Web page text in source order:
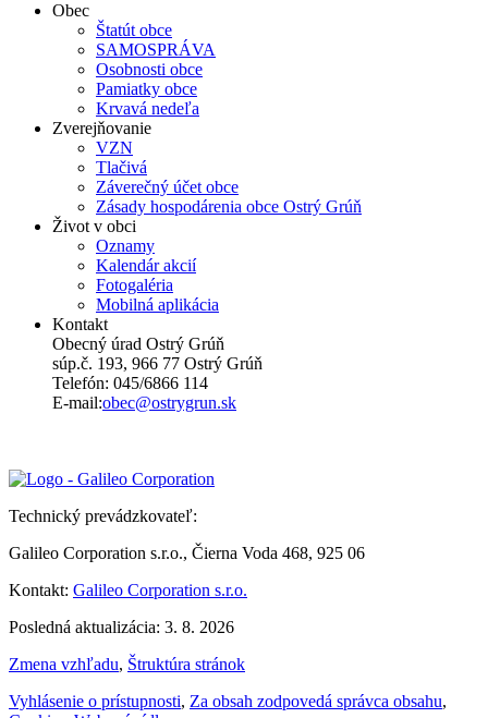
Obec
Štatút obce
SAMOSPRÁVA
Osobnosti obce
Pamiatky obce
Krvavá nedeľa
Zverejňovanie
VZN
Tlačivá
Záverečný účet obce
Zásady hospodárenia obce Ostrý Grúň
Život v obci
Oznamy
Kalendár akcií
Fotogaléria
Mobilná aplikácia
Kontakt
Obecný úrad Ostrý Grúň
súp.č. 193, 966 77 Ostrý Grúň
Telefón: 045/6866 114
E-mail:obec@ostrygrun.sk
Technický prevádzkovateľ:
Galileo Corporation s.r.o., Čierna Voda 468, 925 06
Kontakt: Galileo Corporation s.r.o.
Posledná aktualizácia: 3. 8. 2026
Zmena vzhľadu, Štruktúra stránok
Vyhlásenie o prístupnosti, Za obsah zodpovedá správca obsahu,